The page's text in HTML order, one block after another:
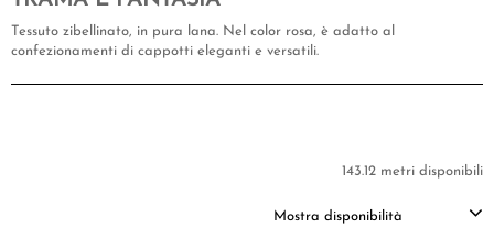
Tessuto zibellinato, in pura lana. Nel color rosa, è adatto al
confezionamenti di cappotti eleganti e versatili.
143.12 metri disponibili
Mostra disponibilità